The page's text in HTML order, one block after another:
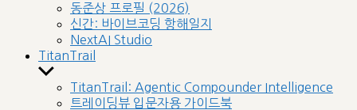
sub
menu
동준상 프로필 (2026)
신간: 바이브코딩 항해일지
NextAI Studio
TitanTrail
Show
sub
menu
TitanTrail: Agentic Compounder Intelligence
트레이딩뷰 입문자용 가이드북